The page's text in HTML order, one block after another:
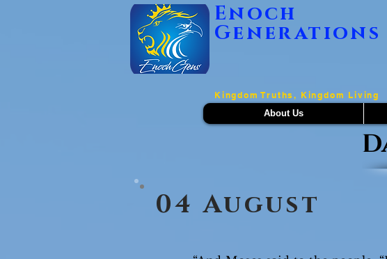
Enoch
Generations
Kingdom Truths, Kingdom Living
About Us
04 August